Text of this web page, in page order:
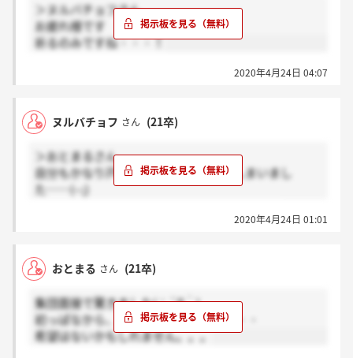
＞ヌルバチョフさん
お疲れ様です
祈るのみですね・・・！
2020年4月24日 04:07
ヌルバチョフ さん (21卒)
＞おとまるさん
自分もかなり戸惑って答えに詰まってしまいまし
た……(--;)
2020年4月24日 01:01
おとまる さん (21卒)
集団面接で驚きました(；´Д｀)
初っぱなから、戸惑う質問ばかりで・・・
希望はないかもしれません。。。